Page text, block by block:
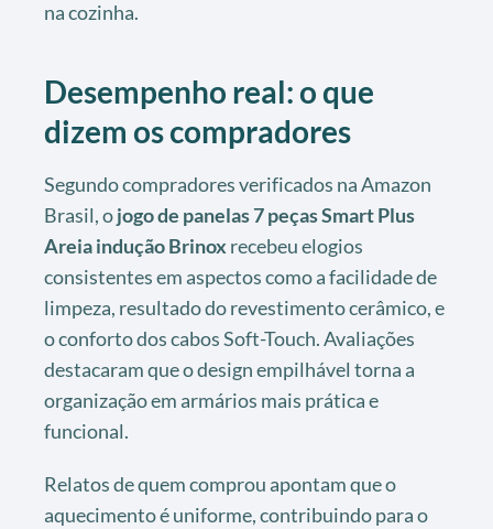
na cozinha.
Desempenho real: o que
dizem os compradores
Segundo compradores verificados na Amazon
Brasil, ojogo de panelas 7 peças Smart Plus
Areia indução Brinox recebeu elogios
consistentes em aspectos como a facilidade de
limpeza, resultado do revestimento cerâmico, e
o conforto dos cabos Soft-Touch. Avaliações
destacaram que o design empilhável torna a
organização em armários mais prática e
funcional.
Relatos de quem comprou apontam que o
aquecimento é uniforme, contribuindo para o